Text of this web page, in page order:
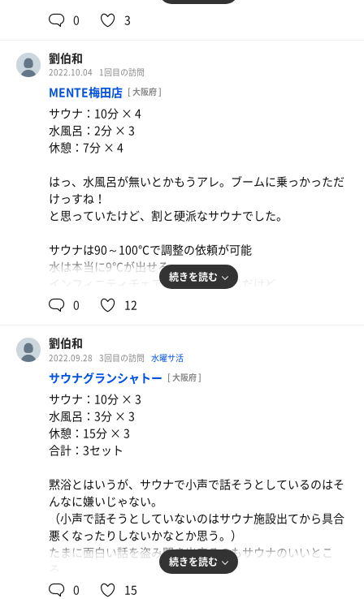
今回も本命はヘッドスパ。
容赦なく頭が変形するくらい押し込んでくれる割に
毎回ちょっとだけ手順が違う。適当なんだろうなー
だが、これで頭痛がふっとぶのだから恐ろしい。
高級ヘッドスパに匹敵する豪快なおばさんスパ、2000円。
ただしアドリブ。
0 3
劉伯和
2022.10.04 1回目の訪問
MENTE梅田店 [ 大阪府 ]
サウナ：10分 × 4
水風呂：2分 × 3
休憩：7分 × 4
はっ、水風呂が無いとかもうアレ。ブームに乗っかっただ
けっすね！
と思っていたけど、割と硬派なサウナでした。
サウナは90～100℃で調整の依頼が可能
水は本当に9℃が出せる
インフィニティチェアはいつもの感じだけど、
エアコンの風の位置がわかってる、直撃しないし風は流れ
Bluetoothで好きな音楽を流せるのも非常に良い。
デザインだけじゃなくてちゃんとコンセプトをもって作っ
てるなー。
防水防カビとかしっかりやってる。設計者さんが優秀。
たまにある、2.3年したらカビだらけで続ける気ないでし
ょって施設ではない。
9℃の水のシャワーだってそうだ。よくある温度が安定し
冷水機もしっかりした大型機を入れているに違いない。
入口はちょっと入りにくい。
茶屋町はどうしてあぁなのか、全ての店舗がオサレなの
だ。
BLEACHのポエムとか似合いそう。
違うんです単に汗かきたいおっさんなんですとは言いづら
続きを読む
0 12
劉伯和
2022.09.28 3回目の訪問 水曜サ活
サウナグランシャトー [ 大阪府 ]
サウナ：10分 × 3
水風呂：3分 × 3
休憩：15分 × 3
合計：3セット
黙浴とはいうが、サウナで小声で話そうとしているのはそ
んなに嫌いじゃない。
（小声で話そうとしていないのはサウナ施設出てから具合
悪くなったりしないかなとか思う。）
たまに面白い話を盗み聞き出来るのもサウナのいいとこ
続きを読む
0 15